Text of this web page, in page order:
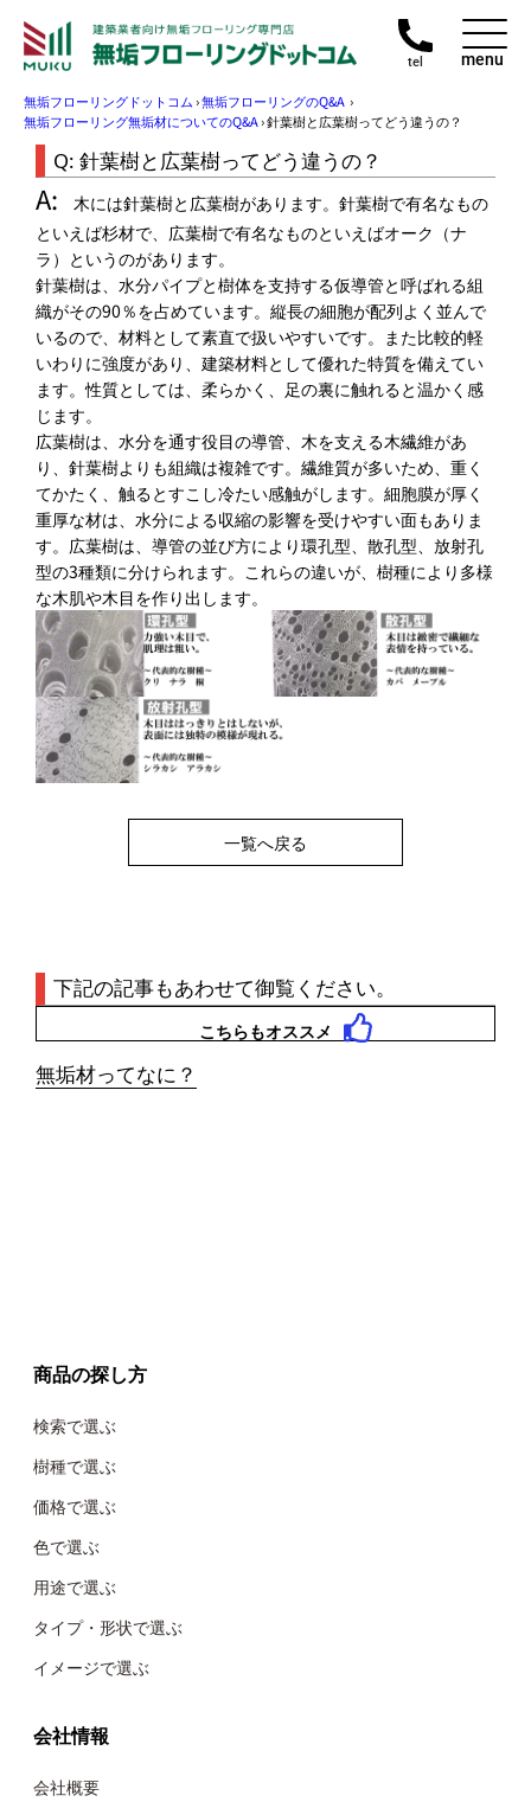
tel menu
無垢フローリングドットコム›無垢フローリングのQ&A ›
無垢フローリング無垢材についてのQ&A›針葉樹と広葉樹ってどう違うの？
針葉樹と広葉樹ってどう違うの？
木には針葉樹と広葉樹があります。針葉樹で有名なもの
といえば杉材で、広葉樹で有名なものといえばオーク（ナ
ラ）というのがあります。
針葉樹は、水分パイプと樹体を支持する仮導管と呼ばれる組
織がその90％を占めています。縦長の細胞が配列よく並んで
いるので、材料として素直で扱いやすいです。また比較的軽
いわりに強度があり、建築材料として優れた特質を備えてい
ます。性質としては、柔らかく、足の裏に触れると温かく感
じます。
広葉樹は、水分を通す役目の導管、木を支える木繊維があ
り、針葉樹よりも組織は複雑です。繊維質が多いため、重く
てかたく、触るとすこし冷たい感触がします。細胞膜が厚く
重厚な材は、水分による収縮の影響を受けやすい面もありま
す。広葉樹は、導管の並び方により環孔型、散孔型、放射孔
型の3種類に分けられます。これらの違いが、樹種により多様
な木肌や木目を作り出します。
一覧へ戻る
下記の記事もあわせて御覧ください。
こちらもオススメ
無垢材ってなに？
商品の探し方
検索で選ぶ
樹種で選ぶ
価格で選ぶ
色で選ぶ
用途で選ぶ
タイプ・形状で選ぶ
イメージで選ぶ
会社情報
会社概要